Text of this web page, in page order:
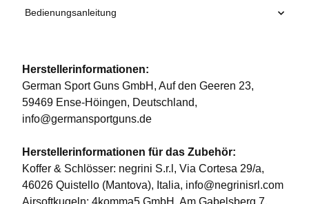
Bedienungsanleitung
Herstellerinformationen:
German Sport Guns GmbH, Auf den Geeren 23,
59469 Ense-Höingen, Deutschland,
info@germansportguns.de
Herstellerinformationen für das Zubehör:
Koffer & Schlösser: negrini S.r.l, Via Cortesa 29/a,
46026 Quistello (Mantova), Italia, info@negrinisrl.com